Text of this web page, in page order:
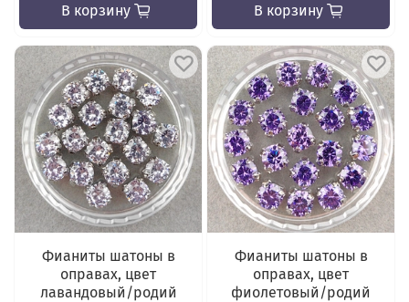
В корзину В корзину
Фианиты шатоны в
оправах, цвет
лавандовый/родий
Фианиты шатоны в
оправах, цвет
фиолетовый/родий